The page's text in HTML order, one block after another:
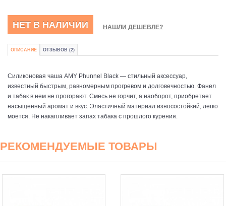
НЕТ В НАЛИЧИИ НАШЛИ ДЕШЕВЛЕ?
ОПИСАНИЕ ОТЗЫВОВ (2)
Силиконовая чаша AMY Phunnel Black — стильный аксессуар,
известный быстрым, равномерным прогревом и долговечностью. Фанел
и табак в нем не прогорают. Смесь не горчит, а наоборот, приобретает
насыщенный аромат и вкус. Эластичный материал износостойкий, легко
моется. Не накапливает запах табака с прошлого курения.
РЕКОМЕНДУЕМЫЕ ТОВАРЫ